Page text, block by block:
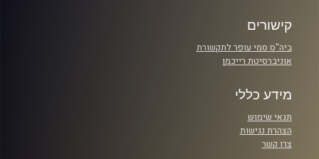
קישורים
ביה"ס סמי עופר לתקשורת
אוניברסיטת רייכמן
מידע כללי
תנאי שימוש
הצהרת נגישות
צרו קשר